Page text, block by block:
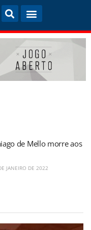
de Mello morre aos
JANEIRO DE 2022